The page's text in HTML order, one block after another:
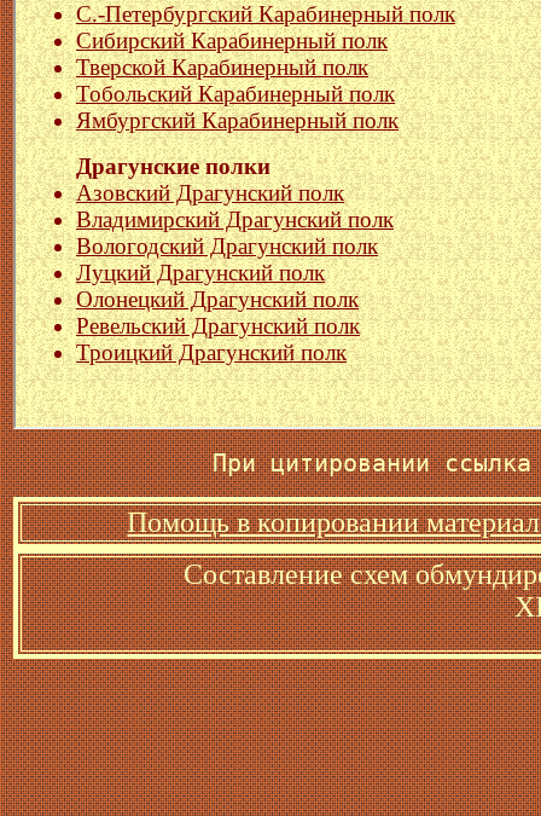
При цитировании
Помощь в копировании
Составление схем